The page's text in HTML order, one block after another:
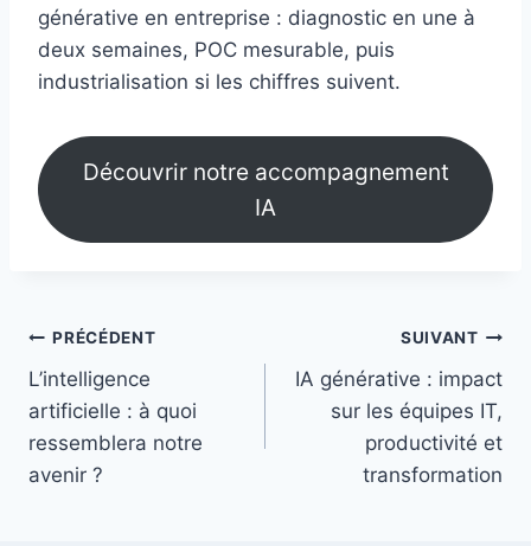
générative en entreprise : diagnostic en une à
deux semaines, POC mesurable, puis
industrialisation si les chiffres suivent.
Découvrir notre accompagnement
IA
Navigation
de
l’article
PRÉCÉDENT
L’intelligence
artificielle : à quoi
ressemblera notre
avenir ?
SUIVANT
IA générative : impact
sur les équipes IT,
productivité et
transformation